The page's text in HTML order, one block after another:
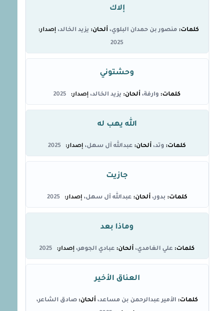
إلاك
منصور بن حمدان البلوي
يزيد الخالد
2025
وحشتوني
وارفة يزيد الخالد 2025
الله يهب له
وتد عبدالله آل سهل 2025
جازيت
بدور عبدالله آل سهل 2025
وماذا بعد
علي الغامدي عبادي الجوهر 2025
العناق الأخير
الأمير عبدالرحمن بن مساعد
صادق الشاعر